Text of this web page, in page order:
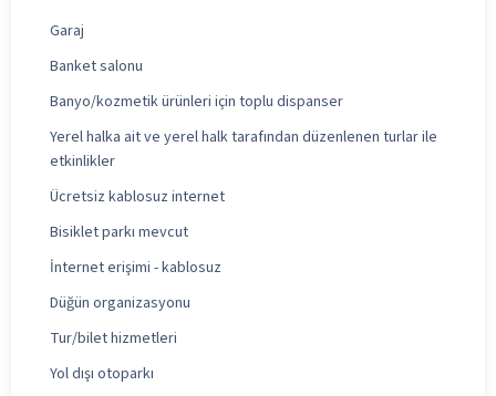
Garaj
Banket salonu
Banyo/kozmetik ürünleri için toplu dispanser
Yerel halka ait ve yerel halk tarafından düzenlenen turlar ile
etkinlikler
Ücretsiz kablosuz internet
Bisiklet parkı mevcut
İnternet erişimi - kablosuz
Düğün organizasyonu
Tur/bilet hizmetleri
Yol dışı otoparkı